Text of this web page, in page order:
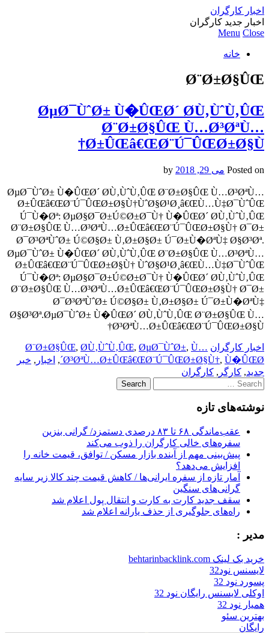
اخبار کارگران
اخبار جدید کارگران
Menu Close
خانه
Ø¨Ø±Ø§ÛŒ
ØµØ¯ÙˆØ± Ù�ÛŒØ´ Ø­Ù‚ÙˆÙ‚ÛŒ
Ø¨Ø±Ø§ÛŒ Ù…Ø³ØªÙ…
Ø±ÛŒâ€ŒØ¨Ú¯ÛŒØ±Ø§Ù†
Posted on می 29, 2018
ØµØ¯ÙˆØ± Ù�ÛŒØ´ Ø­Ù‚ÙˆÙ‚ÛŒ Ø¨Ø±Ø§ÛŒ Ù…Ø³ØªÙ…
Ø±ÛŒâ€ŒØ¨Ú¯ÛŒØ±Ø§Ù†ÙˆØ§Ø¹Ø¸â€ŒÙ…Ù‡Ø¯ÙˆÛŒ
Ú¯Ù�Øª: ØµØ§Ø¯Ø±Ú©Ø±Ø¯Ù† Ù�ÛŒØ´ Ø­Ù‚ÙˆÙ‚ÛŒ
Ø¨Ø±Ø§ÛŒ Ù…Ø³ØªÙ…Ø±ÛŒâ€ŒØ¨Ú¯ÛŒØ±Ø§Ù† Ø¯Ø±
Ø¯Ø³ØªÙˆØ± Ú©Ø§Ø± Ù‚Ø±Ø§Ø± Ú¯Ø±Ù�ØªÙ‡ Ø§Ø³Øª.
ØµØ¯ÙˆØ± Ù�ÛŒØ´ Ø­Ù‚ÙˆÙ‚ÛŒ Ø¨Ø±Ø§ÛŒ Ù…Ø³ØªÙ…
Ø±ÛŒâ€ŒØ¨Ú¯ÛŒØ±Ø§Ù† ÙˆØ§Ø¹Ø¸â€ŒÙ…Ù‡Ø¯ÙˆÛŒ
Ú¯Ù�Øª: ØµØ§Ø¯Ø±Ú©Ø±Ø¯Ù† Ù�ÛŒØ´ Ø­Ù‚ÙˆÙ‚ÛŒ
Ø¨Ø±Ø§ÛŒ Ù…Ø³ØªÙ…Ø±ÛŒâ€ŒØ¨Ú¯ÛŒØ±Ø§Ù† Ø¯Ø±
Ø¯Ø³ØªÙˆØ± Ú©Ø§Ø± Ù‚Ø±Ø§Ø± Ú¯Ø±Ù�ØªÙ‡
Ø§Ø³Øª.ØµØ¯ÙˆØ± Ù�ÛŒØ´ Ø­Ù‚ÙˆÙ‚ÛŒ Ø¨Ø±Ø§ÛŒ Ù…
Ø³ØªÙ…Ø±ÛŒâ€ŒØ¨Ú¯ÛŒØ±Ø§Ù†
اخبار کارگران Ø¨Ø±Ø§ÛŒ, Ø­Ù‚ÙˆÙ‚ÛŒ, ØµØ¯ÙˆØ±, Ù…
Ø³ØªÙ…Ø±ÛŒâ€ŒØ¨Ú¯ÛŒØ±Ø§Ù†, Ù�ÛŒØ´
, اخبار , خبر
جدید, کارگر , کارگران
Search
for:
نوشته‌های تازه
عقب‌ماندگی ۶۸ تا ۸۳ درصدی دستمزد/ گرانی بنزین
سفره‌های خالی کارگران را ذوب می‌کند
پیش‌بینی مهم از آینده بازار مسکن / توافق، قیمت خانه را
افزایش می‌دهد؟
آمار تازه از سفره ایرانی‌ها / کاهش قیمت چند کالا زیر سایه
گرانی‌های سنگین
سقف جدید کارت به کارت و انتقال پول اعلام شد
راه‌های جلوگیری از حذف یارانه اعلام شد
مدیر :
خرید بک لینک behtarinbacklink.com
لایسنس نود32
پسورد نود 32
اوکلی لایسنس رایگان نود 32
همیار نود 32
بهترین سئو
رایگان